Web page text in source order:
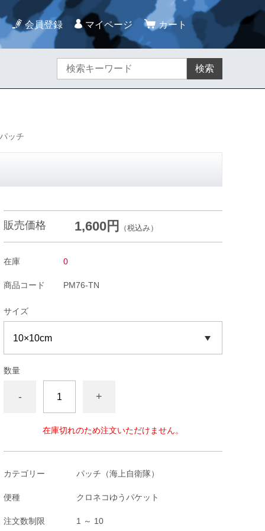
会員登録 マイページ カート
検索
ッチ
販売価格 1,600円 （税込み）
在庫 0
商品コード PM76-TN
サイズ
数量
- +
在庫切れのため注文いただけません。
カテゴリー パッチ（海上自衛隊）
便種 クロネコゆうパケット
注文数制限 1 ～ 10